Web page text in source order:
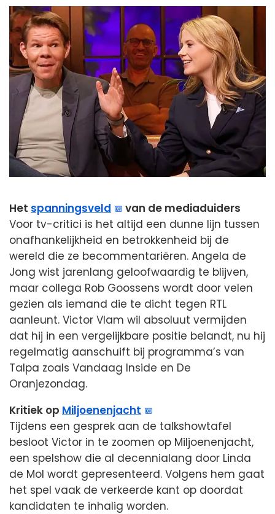
Het spanningsveld
van de mediaduiders
Voor tv-critici is het altijd een dunne lijn tussen
onafhankelijkheid en betrokkenheid bij de
wereld die ze becommentariëren. Angela de
Jong wist jarenlang geloofwaardig te blijven,
maar collega Rob Goossens wordt door velen
gezien als iemand die te dicht tegen RTL
aanleunt. Victor Vlam wil absoluut vermijden
dat hij in een vergelijkbare positie belandt, nu hij
regelmatig aanschuift bij programma’s van
Talpa zoals Vandaag Inside en De
Oranjezondag.
Kritiek op Miljoenenjacht
Tijdens een gesprek aan de talkshowtafel
besloot Victor in te zoomen op Miljoenenjacht,
een spelshow die al decennialang door Linda
de Mol wordt gepresenteerd. Volgens hem gaat
het spel vaak de verkeerde kant op doordat
kandidaten te inhalig worden.